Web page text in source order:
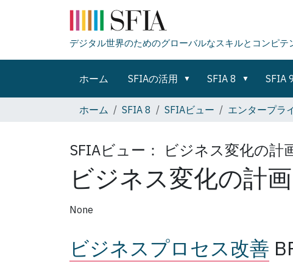
デジタル世界のためのグローバルなスキルとコンピテ
ホーム SFIAの活用 SFIA 8 SFIA 9
ホーム SFIA 8 SFIAビュー エンタープラ
SFIAビュー： ビジネス変化の計
ビジネス変化の計画
None
ビジネスプロセス改善